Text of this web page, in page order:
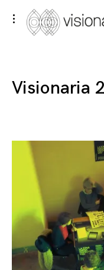
Skip
to
toggle
open/close
sidebar
Visionaria